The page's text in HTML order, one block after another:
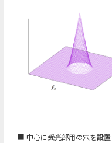
■ 中心に受光部用の穴を設置